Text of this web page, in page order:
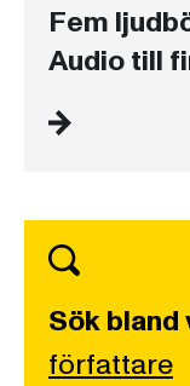
Fem
Audio till
Sök bland
författare